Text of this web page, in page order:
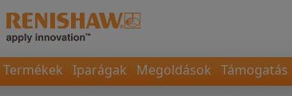
Termékek Iparágak Megoldások Támogatás